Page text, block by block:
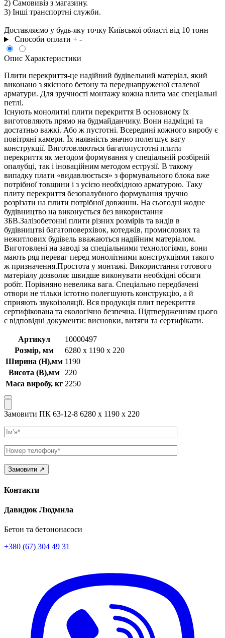
2) Самовивіз з магазину.
3) Інші транспортні служби.
Доставляємо у будь-яку точку Київської області від 10 тонн
Способи оплати + -
Опис Характеристики
Плити перекриття-це надійний будівельний матеріал, який
виконано з якісного бетону та переднапруженої сталевої
арматури. Для зручності монтажу кожна плита має спеціальні
петлі.
Існують монолитні плити перекриття В основному їх
виготовляють прямо на будмайданчику. Вони надміцні та
достатньо важкі. Або ж пустотні. Всередині кожного виробу є
повітряні камери. Їх наявність значно полегшує вагу
конструкції. Виготовляються багатопустотні плити
перекриття як методом формування у спеціальній розбірній
опалубці, так і іноваційним методом еструзії. В такому
випадку плати «видавлюється» з формувального блока вже
потрібної товщини і з усією необхідною арматурою. Таку
плиту перекриття безопалубного формування зручно
розрізати на плити потрібної довжини. На сьогодні жодне
будівництво на виконується без використання
ЗБВ.Залізобетонні плити різних розмірів та видів в
будівництві багатоповерхівок, котеджів, промислових та
нежитлових будівель вважаються надійним матеріалом.
Виготовлені на заводі за спеціальними технологіями, вони
мають ряд переваг перед монолітними конструкціями такого
ж призначення.Простота у монтажі. Використання готового
матеріалу дозволяє швидше виконувати необхідні обсяги
робіт. Порівняно невелика вага. Спеціально передбачені
отвори не тільки істотно полегшують конструкцію, а й
сприяють звукоізоляції. Вся продукція плит перекриття
сертифікована та екологічно безпечна. Підтвердженням цього
є відповідні документи: висновки, витяги та сертифікати.
Артикул
10000497
Розмір, мм
6280 x 1190 x 220
Ширина (Н),мм 1190
Висота (В),мм 220
Маса виробу, кг 2250
Замовити ПК 63-12-8 6280 x 1190 x 220
Ім’я
Телефон
Контакти
Давидюк Людмила
Бетон та бетононасоси
+380 (67) 304 49 31